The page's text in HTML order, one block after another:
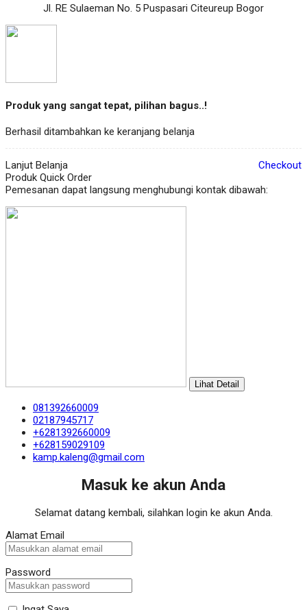
Jl. RE Sulaeman No. 5 Puspasari Citeureup Bogor
Produk yang sangat tepat, pilihan bagus..!
Berhasil ditambahkan ke keranjang belanja
Lanjut Belanja
Checkout
Produk Quick Order
Pemesanan dapat langsung menghubungi kontak dibawah:
Lihat Detail
081392660009
02187945717
+6281392660009
+628159029109
kamp.kaleng@gmail.com
Masuk ke akun Anda
Selamat datang kembali, silahkan login ke akun Anda.
Alamat Email
Password